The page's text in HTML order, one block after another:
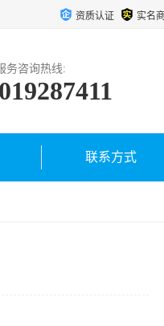
资质认证 实名
务咨询热线:
联系方式